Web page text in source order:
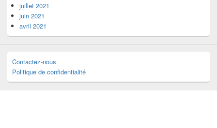
juillet 2021
juin 2021
avril 2021
Contactez-nous
Politique de confidentialité